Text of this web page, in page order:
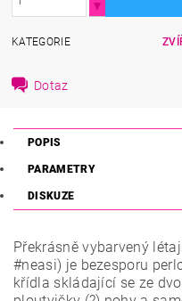
KATEGORIE
Dotaz
POPIS
PARAMETRY
DISKUZE
Překrásně vybarvený
#neasi) je bezesporu
křídla skládající se ze